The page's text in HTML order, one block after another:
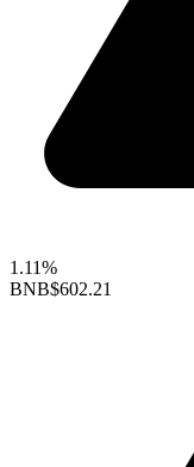
1.11%
BNB$602.21